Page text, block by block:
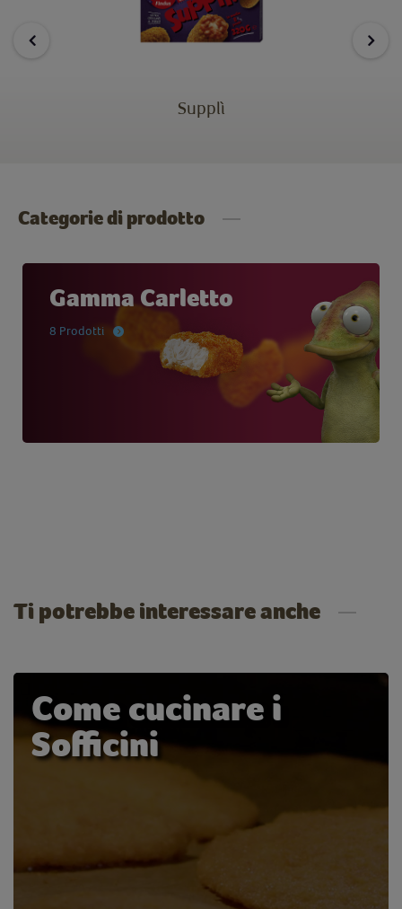
Supplì
Categorie di prodotto
Gamma Carletto
8 Prodotti
Ti potrebbe interessare anche
Come cucinare i
Sofficini